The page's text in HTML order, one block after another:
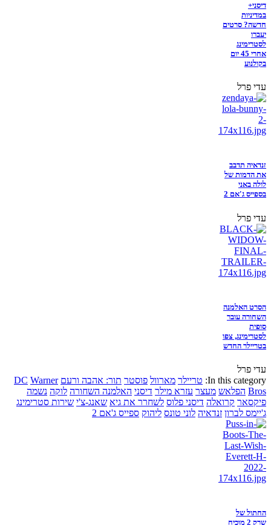
דיסני+
במדיניות
חדשה? סרטים
יעברו
לסטרימינג
אחרי 45 יום
בקולנוע
עדי פרל
זנדאיה תדבב
את הדמות של
לולה באני
בספייס ג'אם 2
עדי פרל
הסרט האלמנה
השחורה עובר
סופית
לסטרימינג, צפו
בטריילר החדש
עדי פרל
In this category: טריילר מארוול פוסטר תור: אהבה ורעם DC Warner
Bros הפלאש מעצר עזרא מילר דיסני האלמנה השחורה לוקה נשמה
פיקסאר קרואלה דיסני פלוס לשחרר את גיא שאנג-צ'י שירות סטרימינג
ג'יימס לברון זנדאיה לוני טונס ליהוק ספייס ג'אם 2
החתול של
שרק 2 מוכיח